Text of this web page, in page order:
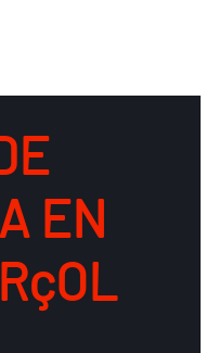
EN